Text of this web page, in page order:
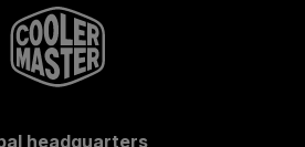
headquarters